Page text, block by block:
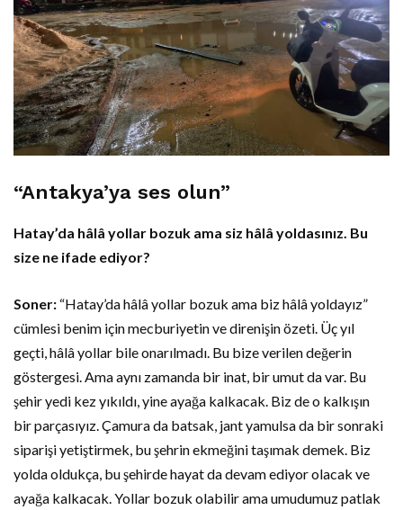
“Antakya’ya ses olun”
Hatay’da hâlâ yollar bozuk ama siz hâlâ yoldasınız. Bu
size ne ifade ediyor?
Soner: “Hatay’da hâlâ yollar bozuk ama biz hâlâ yoldayız”
cümlesi benim için mecburiyetin ve direnişin özeti. Üç yıl
geçti, hâlâ yollar bile onarılmadı. Bu bize verilen değerin
göstergesi. Ama aynı zamanda bir inat, bir umut da var. Bu
şehir yedi kez yıkıldı, yine ayağa kalkacak. Biz de o kalkışın
bir parçasıyız. Çamura da batsak, jant yamulsa da bir sonraki
siparişi yetiştirmek, bu şehrin ekmeğini taşımak demek. Biz
yolda oldukça, bu şehirde hayat da devam ediyor olacak ve
ayağa kalkacak. Yollar bozuk olabilir ama umudumuz patlak